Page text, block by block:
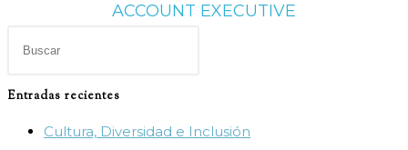
ACCOUNT EXECUTIVE
el
Entradas recientes
Cultura, Diversidad e Inclusión